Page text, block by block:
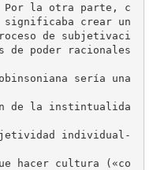
Por la otra parte, c
significaba crear un
de subjetivaci
de poder racionales
sería una
de la instintualida
individual-
hacer cultura («co